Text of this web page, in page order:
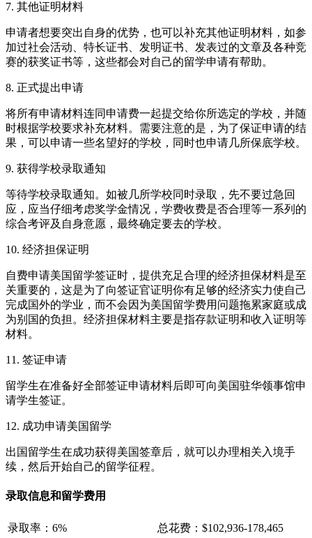
7. 其他证明材料
申请者想要突出自身的优势，也可以补充其他证明材料，如参
加过社会活动、特长证书、发明证书、发表过的文章及各种竞
赛的获奖证书等，这些都会对自己的留学申请有帮助。
8. 正式提出申请
将所有申请材料连同申请费一起提交给你所选定的学校，并随
时根据学校要求补充材料。需要注意的是，为了保证申请的结
果，可以申请一些名望好的学校，同时也申请几所保底学校。
9. 获得学校录取通知
等待学校录取通知。如被几所学校同时录取，先不要过急回
应，应当仔细考虑奖学金情况，学费收费是否合理等一系列的
综合考评及自身意愿，最终确定要去的学校。
10. 经济担保证明
自费申请美国留学签证时，提供充足合理的经济担保材料是至
关重要的，这是为了向签证官证明你有足够的经济实力使自己
完成国外的学业，而不会因为美国留学费用问题拖累家庭或成
为别国的负担。经济担保材料主要是指存款证明和收入证明等
材料。
11. 签证申请
留学生在准备好全部签证申请材料后即可向美国驻华领事馆申
请学生签证。
12. 成功申请美国留学
出国留学生在成功获得美国签章后，就可以办理相关入境手
续，然后开始自己的留学征程。
录取信息和留学费用
录取率：6%
总花费：$102,936-178,465